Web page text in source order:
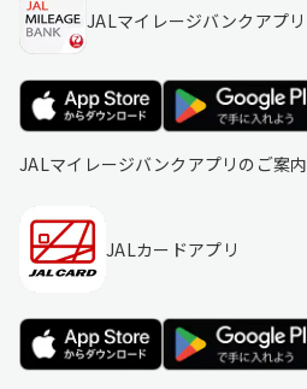
JALマイレージバンクアプリ
JALマイレージバンクアプリのご案内
JALカードアプリ